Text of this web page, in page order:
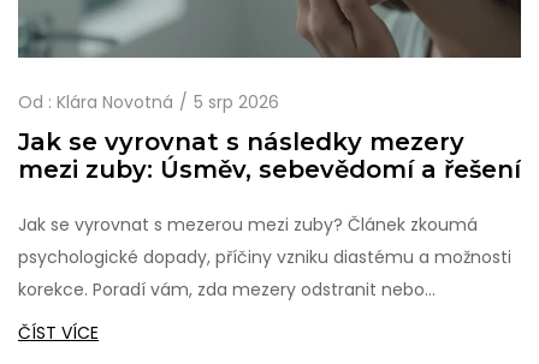
Od : Klára Novotná 5 srp 2026
Jak se vyrovnat s následky mezery
mezi zuby: Úsměv, sebevědomí a řešení
Jak se vyrovnat s mezerou mezi zuby? Článek zkoumá
psychologické dopady, příčiny vzniku diastému a možnosti
korekce. Poradí vám, zda mezery odstranit nebo
akceptovat.
ČÍST VÍCE